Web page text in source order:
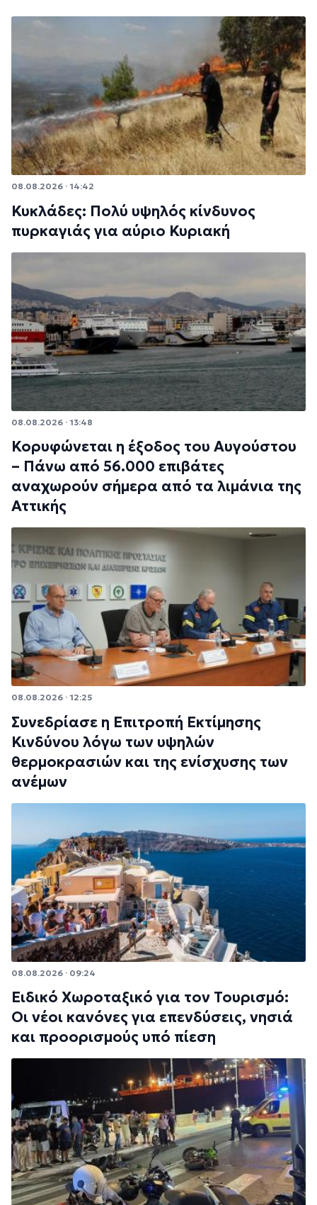
08.08.2026 · 14:42
Κυκλάδες: Πολύ υψηλός κίνδυνος
πυρκαγιάς για αύριο Κυριακή
08.08.2026 · 13:48
Κορυφώνεται η έξοδος του Αυγούστου
– Πάνω από 56.000 επιβάτες
αναχωρούν σήμερα από τα λιμάνια της
Αττικής
08.08.2026 · 12:25
Συνεδρίασε η Επιτροπή Εκτίμησης
Κινδύνου λόγω των υψηλών
θερμοκρασιών και της ενίσχυσης των
ανέμων
08.08.2026 · 09:24
Ειδικό Χωροταξικό για τον Τουρισμό:
Οι νέοι κανόνες για επενδύσεις, νησιά
και προορισμούς υπό πίεση